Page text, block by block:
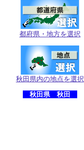
都府県・地方を選択
秋田県内の地点を選択
秋田県 秋田